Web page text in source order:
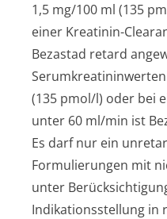
1,5 mg/100 ml (135
einer Kreatinin-
Bezastad retard
(135 pmol/l) oder bei
unter 60 ml/min ist
Es darf nur ein
Formulierungen mit
unter
Indikationsstellung in